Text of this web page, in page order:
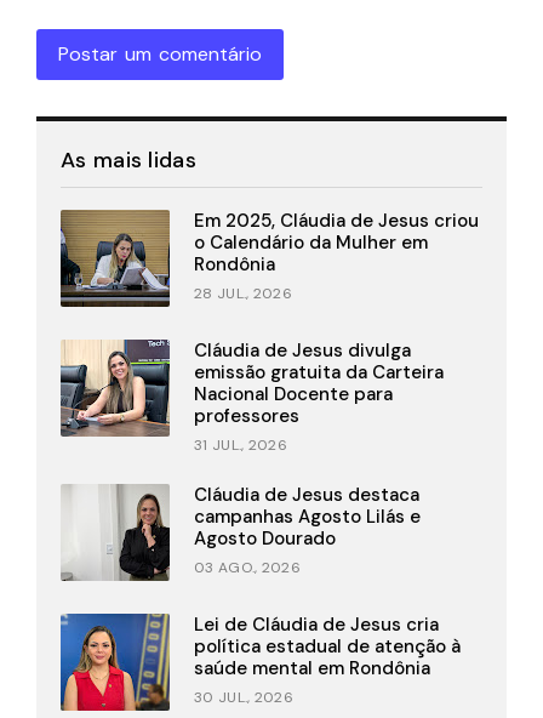
Postar um comentário
As mais lidas
Em 2025, Cláudia de Jesus criou
o Calendário da Mulher em
Rondônia
28 JUL., 2026
Cláudia de Jesus divulga
emissão gratuita da Carteira
Nacional Docente para
professores
31 JUL., 2026
Cláudia de Jesus destaca
campanhas Agosto Lilás e
Agosto Dourado
03 AGO., 2026
Lei de Cláudia de Jesus cria
política estadual de atenção à
saúde mental em Rondônia
30 JUL., 2026